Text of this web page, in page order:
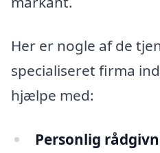
Her er nogle af de
specialiseret firma
hjælpe med:
Personlig